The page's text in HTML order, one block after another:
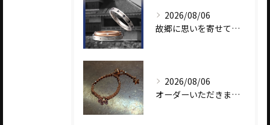
2026/08/06
故郷に思いを寄せて～オリジナルブランド【Shinano(しな...
2026/08/06
オーダーいただきました、AbHeri 『dew 露』の新作で...